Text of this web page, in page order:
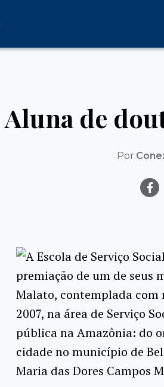
Aluna de
Por
A Escola de Serviço
premiação de um de seus
Malato, contemplada com
2007, na área de Serviço
pública na Amazônia: do
cidade no município de
Maria das Dores Campos